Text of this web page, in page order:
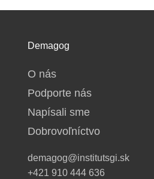
Demagog
O nás
Podporte nás
Napísali sme
Dobrovoľníctvo
demagog@institutsgi.sk
+421 910 444 636